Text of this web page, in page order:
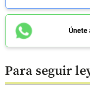
Únete
Para seguir